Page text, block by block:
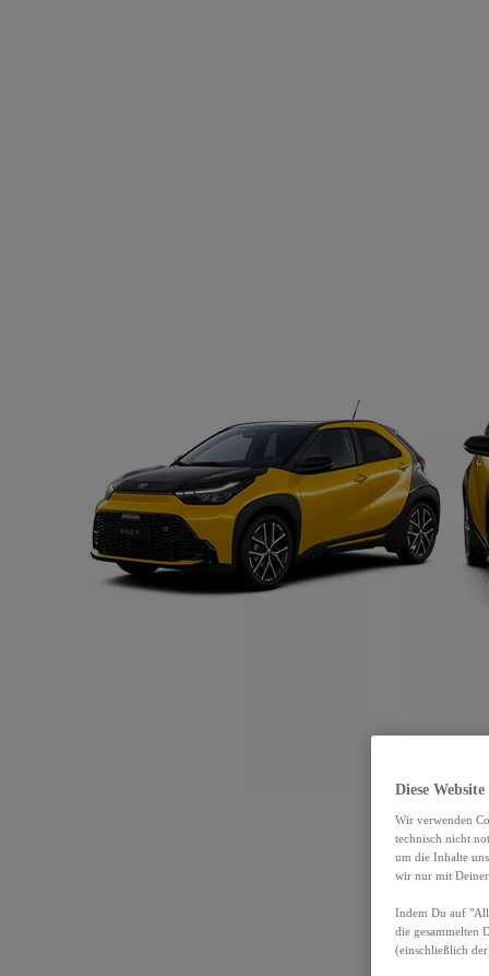
Diese
Wir verwenden
technisch nicht
um die Inhalte
wir nur mit
Indem Du auf
die gesammelten
(einschließlich